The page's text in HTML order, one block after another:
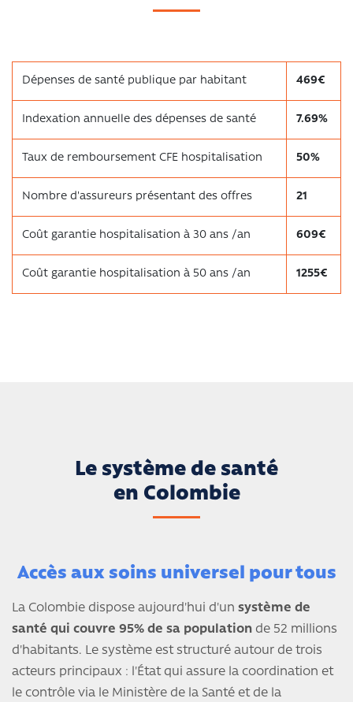
Dépenses de santé publique par habitant 469€
Indexation annuelle des dépenses de santé 7.69%
Taux de remboursement CFE hospitalisation 50%
Nombre d'assureurs présentant des offres 21
Coût garantie hospitalisation à 30 ans /an 609€
Coût garantie hospitalisation à 50 ans /an 1255€
Le système de santé
en Colombie
Accès aux soins universel pour tous
La Colombie dispose aujourd'hui d'un système de
santé qui couvre 95% de sa population de 52 millions
d'habitants. Le système est structuré autour de trois
acteurs principaux : l'État qui assure la coordination et
le contrôle via le Ministère de la Santé et de la